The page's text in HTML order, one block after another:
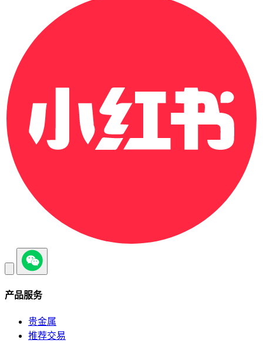
产品服务
贵金属
推荐交易